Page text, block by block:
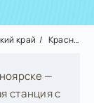
край Красноярск
—
станция с